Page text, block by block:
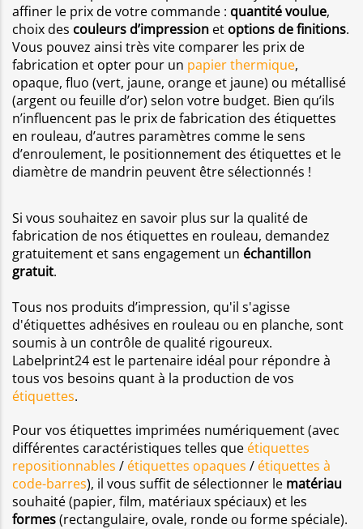
affiner le prix de votre commande : quantité voulue,
choix des couleurs d’impression et options de finitions.
Vous pouvez ainsi très vite comparer les prix de
fabrication et opter pour un papier thermique,
opaque, fluo (vert, jaune, orange et jaune) ou métallisé
(argent ou feuille d’or) selon votre budget. Bien qu’ils
n’influencent pas le prix de fabrication des étiquettes
en rouleau, d’autres paramètres comme le sens
d’enroulement, le positionnement des étiquettes et le
diamètre de mandrin peuvent être sélectionnés !
Si vous souhaitez en savoir plus sur la qualité de
fabrication de nos étiquettes en rouleau, demandez
gratuitement et sans engagement un échantillon
gratuit.
Tous nos produits d’impression, qu'il s'agisse
d'étiquettes adhésives en rouleau ou en planche, sont
soumis à un contrôle de qualité rigoureux.
Labelprint24 est le partenaire idéal pour répondre à
tous vos besoins quant à la production de vos
étiquettes.
Pour vos étiquettes imprimées numériquement (avec
différentes caractéristiques telles que étiquettes
repositionnables / étiquettes opaques / étiquettes à
code-barres), il vous suffit de sélectionner le matériau
souhaité (papier, film, matériaux spéciaux) et les
formes(rectangulaire, ovale, ronde ou forme spéciale).